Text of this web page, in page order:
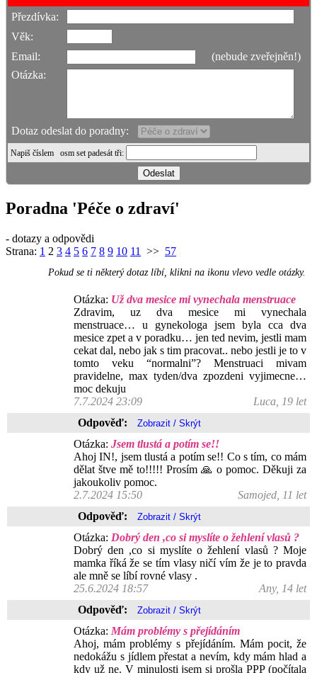
Přezdívka:
Věk:
Email:
(nebude zveřejněn!)
Otázka:
Dotaz odeslat do poradny:
Napiš číslem osm set padesát tři:
Poradna 'Péče o zdraví'
- dotazy a odpovědi
Strana: 1 2 3 4 5 6 7 8 9 10 11 >> 57
Pokud se ti některý dotaz líbí, klikni na ikonu vlevo vedle otázky.
Otázka: Už dva mesice mi vynechala menstruace
Zdravim, uz dva mesice mi vynechala
menstruace… u gynekologa jsem byla cca dva
mesice zpet a v poradku… jen ted nevim, jestli mam
cekat dal, nebo jak s tim pracovat.. nebo jestli je to v
tomto veku “normalni”? Menstruaci mivam
pravidelne, max tyden/dva zpozdeni vyjimecne…
moc dekuju
7.7.2024 23:09
Luca, 19 let
Odpověď:
Otázka: Jsem tlustá a potím se!!
Ahoj IN!, jsem tlustá a potím se!! Co s tím, co mám
dělat štve mě to!!!!! Prosím 🙏 o pomoc. Děkuji za
jakoukoliv pomoc.
2.7.2024 15:50
Samojed, 11 let
Odpověď:
Otázka: Dobrý den ,co si myslíte o žehlení vlasů ?
Dobrý den ,co si myslíte o žehlení vlasů ? Moje
mamka říká že se tím vlasy ničí vím že je to pravda
ale mně se líbí rovné vlasy .
25.6.2024 18:57
Any, 14 let
Odpověď:
Otázka: Mám problémy s přejídáním
Ahoj, mám problémy s přejídáním. Mám pocit, že
nedokážu s jídlem přestat a nevím, kdy mám hlad a
kdy už ne. V minulosti jsem si prošla PPP (počítala